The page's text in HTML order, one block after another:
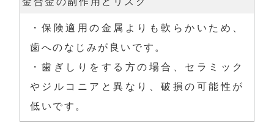
・保険適用の金属よりも軟らかいため、
歯へのなじみが良いです。
・歯ぎしりをする方の場合、セラミック
やジルコニアと異なり、破損の可能性が
低いです。